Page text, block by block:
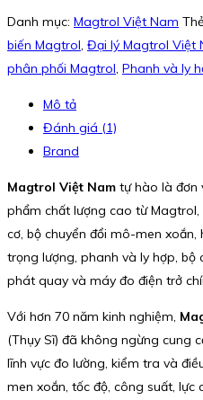
Danh mục: Magtrol Việt Nam
biến Magtrol, Đại lý Magtrol Việt
phân phối Magtrol, Phanh và ly
Mô tả
Đánh giá (1)
Brand
Magtrol Việt Nam tự hào là đơn
phẩm chất lượng cao từ
cơ, bộ chuyển đổi mô-men
trọng lượng, phanh và ly hợp, bộ
phát quay và máy đo điện trở
Với hơn 70 năm kinh nghiệm,
(Thụy Sĩ) đã không ngừng cung
lĩnh vực đo lường, kiểm tra và
men xoắn, tốc độ, công suất, lực